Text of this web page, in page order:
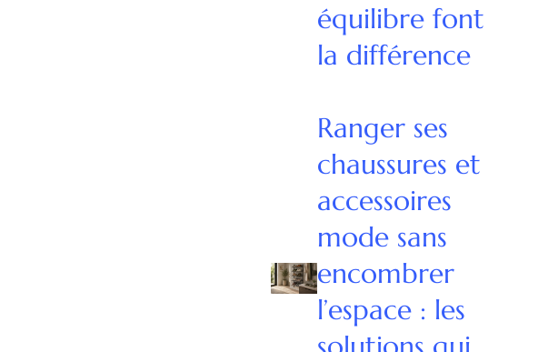
équilibre font
la différence
Ranger ses
chaussures et
accessoires
mode sans
encombrer
l’espace : les